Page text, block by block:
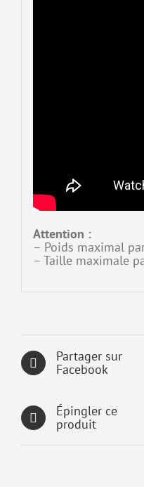
Attention :
– Poids maximal
– Taille maximale
Partager sur
Facebook
Épingler ce
produit